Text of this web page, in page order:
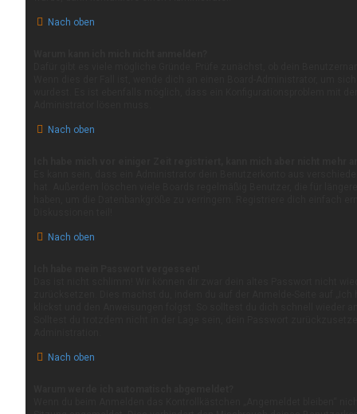
Nach oben
Nach oben
Nach oben
Nach oben